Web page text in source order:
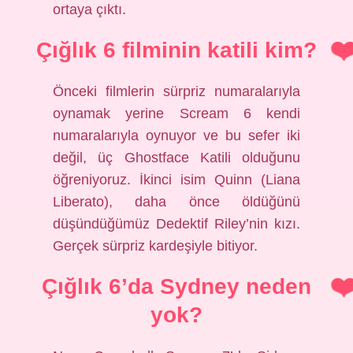
ortaya çıktı.
Çığlık 6 filminin katili kim?
Önceki filmlerin sürpriz numaralarıyla
oynamak yerine Scream 6 kendi
numaralarıyla oynuyor ve bu sefer iki
değil, üç Ghostface Katili olduğunu
öğreniyoruz. İkinci isim Quinn (Liana
Liberato), daha önce öldüğünü
düşündüğümüz Dedektif Riley’nin kızı.
Gerçek sürpriz kardeşiyle bitiyor.
Çığlık 6’da Sydney neden
yok?